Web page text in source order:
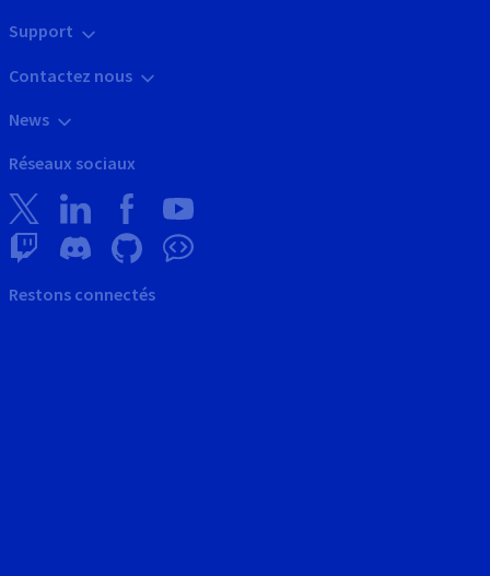
Support
Contactez nous
News
Réseaux sociaux
Restons connectés